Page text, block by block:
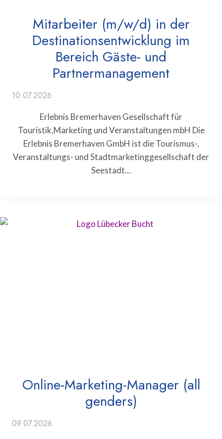
Mitarbeiter (m/w/d) in der
Destinationsentwicklung im
Bereich Gäste- und
Partnermanagement
10.07.2026
Erlebnis Bremerhaven Gesellschaft für
Touristik,Marketing und Veranstaltungen mbH Die
Erlebnis Bremerhaven GmbH ist die Tourismus-,
Veranstaltungs- und Stadtmarketinggesellschaft der
Seestadt…
Online-Marketing-Manager (all
genders)
09.07.2026